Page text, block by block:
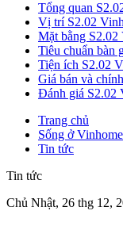
Tổng quan
Vị trí S2.02
Mặt bằng S2.02
Tiêu chuẩn bàn
Tiện ích S2.02
Giá bán và
Đánh giá S2.02
Trang chủ
Sống ở
Tin tức
Tin tức
Chủ Nhật, 26 thg 12,